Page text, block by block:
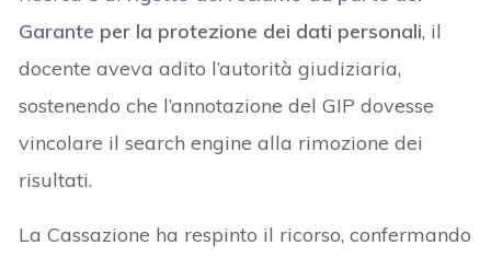
Garante per la protezione dei dati personali, il
docente aveva adito l’autorità giudiziaria,
sostenendo che l’annotazione del GIP dovesse
vincolare il search engine alla rimozione dei
risultati.
La Cassazione ha respinto il ricorso, confermando